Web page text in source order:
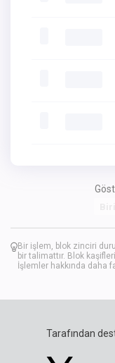
Bir işlem, blok zinciri
bir talimattır. Blok
İşlemler hakkında daha
Tarafından